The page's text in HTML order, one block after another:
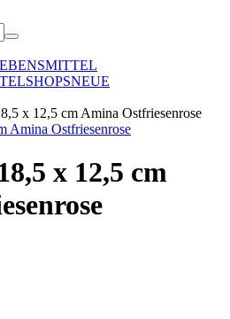
NEUE
x 12,5 cm Amina Ostfriesenrose
x 12,5 cm